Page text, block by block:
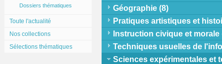
Dossiers thématiques
Toute l'actualité
Nos collections
Sélections thématiques
Géographie (8)
Pratiques artistiques et
Instruction civique et morale
Techniques usuelles de
Sciences expérimentales et